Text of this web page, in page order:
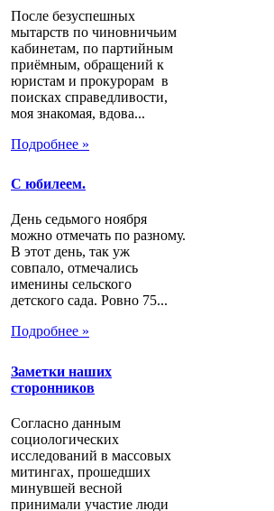
После безуспешных
мытарств по чиновничьим
кабинетам, по партийным
приёмным, обращений к
юристам и прокурорам в
поисках справедливости,
моя знакомая, вдова...
Подробнее »
С юбилеем.
День седьмого ноября
можно отмечать по разному.
В этот день, так уж
совпало, отмечались
именины сельского
детского сада. Ровно 75...
Подробнее »
Заметки наших
сторонников
Согласно данным
социологических
исследований в массовых
митингах, прошедших
минувшей весной
принимали участие люди